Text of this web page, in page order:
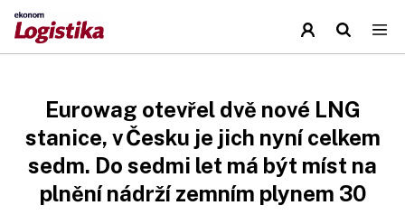
Eurowag otevřel dvě nové LNG
stanice, v Česku je jich nyní celkem
sedm. Do sedmi let má být míst na
plnění nádrží zemním plynem 30